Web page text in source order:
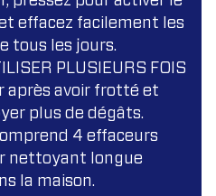
effacez facilement les
tous les jours.
PLUSIEURS FOIS
après avoir frotté et
plus de dégâts.
4 effaceurs
nettoyant longue
la maison.